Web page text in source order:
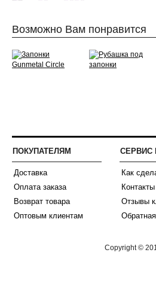
Возможно Вам понравится
ПОКУПАТЕЛЯМ
Доставка
Оплата заказа
Возврат товара
Оптовым клиентам
Как
Контакты
Отзывы
Copyright ©